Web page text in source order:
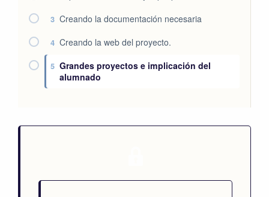
3 Creando la documentación necesaria
4 Creando la web del proyecto.
5 Grandes proyectos e implicación del
alumnado